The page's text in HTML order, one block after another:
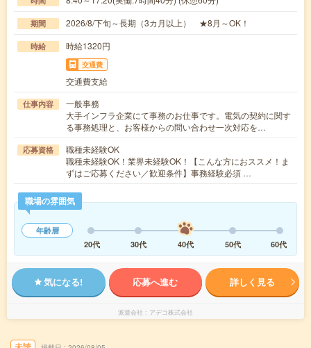
期間 2026/8/下旬～長期（3カ月以上） ★8月～OK！
時給 時給1320円
交通費
交通費支給
仕事内容
一般事務
大手インフラ企業にて事務のお仕事です。電気の契約に関す
る事務処理と、お客様からの問い合わせ一次対応を…
応募資格
職種未経験OK
職種未経験OK！業界未経験OK！【こんな方におススメ！ま
ずはご応募ください／歓迎条件】事務経験必須 …
職場の雰囲気
年齢層
20代
30代 40代 50代 60代
気になる! 応募へ進む 詳しく見る
派遣会社 アデコ株式会社